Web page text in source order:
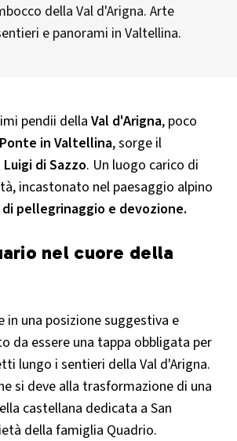
della Val d'Arigna. Arte
e panorami in Valtellina.
pendii della Val d'Arigna, poco
Ponte in Valtellina, sorge il
di Sazzo. Un luogo carico di
incastonato nel paesaggio alpino
pellegrinaggio e devozione.
nel cuore della
in una posizione suggestiva e
da essere una tappa obbligata per
lungo i sentieri della Val d'Arigna.
si deve alla trasformazione di una
castellana dedicata a San
della famiglia Quadrio.